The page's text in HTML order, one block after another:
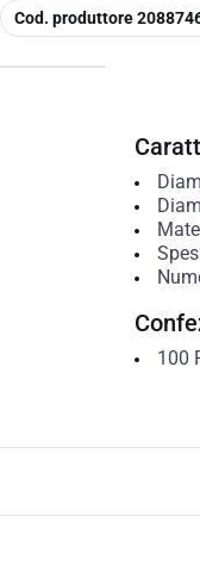
copia
Cod. produttore
100